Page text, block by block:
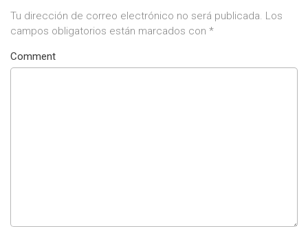
Tu dirección de correo electrónico no será publicada. Los
campos obligatorios están marcados con *
Comment